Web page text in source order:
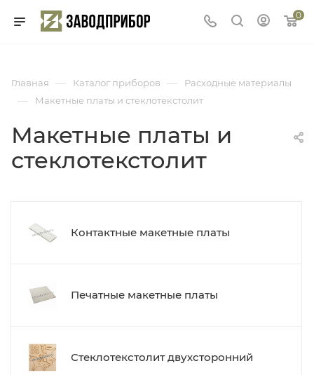
0
Главная — Каталог приборов — Расходные материалы
— Макетные платы и стеклотекстолит
Макетные платы и
стеклотекстолит
Контактные макетные платы
Печатные макетные платы
Стеклотекстолит двухсторонний